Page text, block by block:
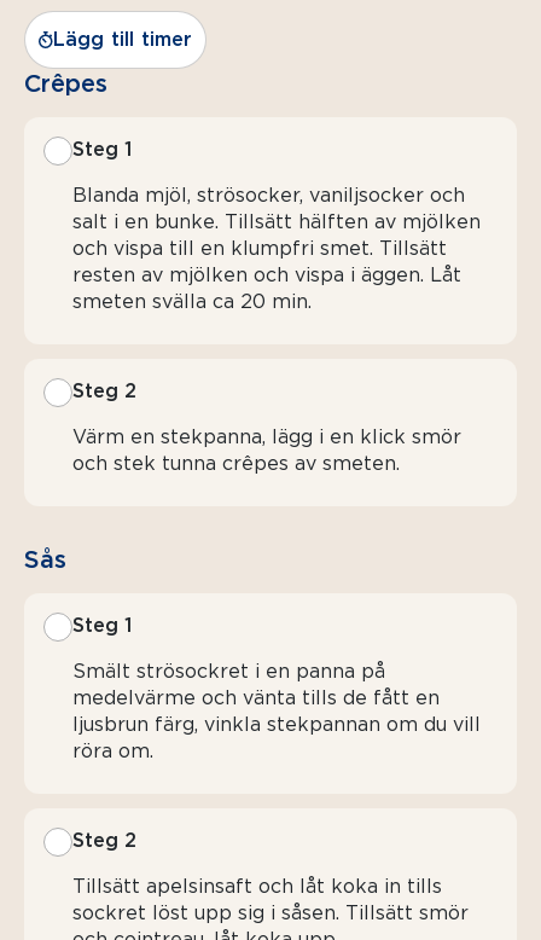
Lägg till timer
Crêpes
Steg 1
Blanda mjöl, strösocker, vaniljsocker och
salt i en bunke. Tillsätt hälften av mjölken
och vispa till en klumpfri smet. Tillsätt
resten av mjölken och vispa i äggen. Låt
smeten svälla ca 20 min.
Steg 2
Värm en stekpanna, lägg i en klick smör
och stek tunna crêpes av smeten.
Sås
Steg 1
Smält strösockret i en panna på
medelvärme och vänta tills de fått en
ljusbrun färg, vinkla stekpannan om du vill
röra om.
Steg 2
Tillsätt apelsinsaft och låt koka in tills
sockret löst upp sig i såsen. Tillsätt smör